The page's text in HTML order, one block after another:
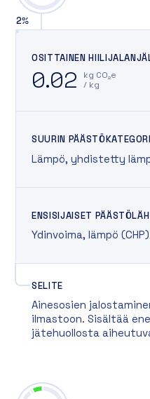
2%
OSITTAINEN
0.02
kg CO₂e
/ kg
SUURIN
Lämpö, yhdistetty
ENSISIJAISET
Ydinvoima, lämpö (CHP)
SELITE
Ainesosien
ilmastoon. Sisältää
jätehuollosta